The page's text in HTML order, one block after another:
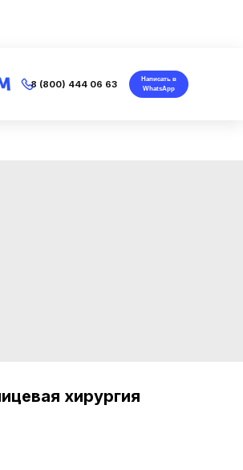
8 (800) 444 06 63
Написать в
WhatsApp
хирургия